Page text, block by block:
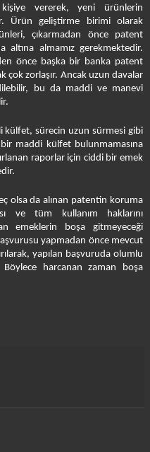
vererek, yeni ürünlerin
Ürün geliştirme birimi olarak
çıkarmadan önce patent
altına almamız gerekmektedir.
önce başka bir banka patent
zorlaşır. Ancak uzun davalar
bu da maddi ve manevi
külfet, sürecin uzun sürmesi gibi
maddi külfet bulunmamasına
raporlar için ciddi bir emek
olsa da alınan patentin koruma
ve tüm kullanım haklarını
emeklerin boşa gitmeyeceği
yapmadan önce mevcut
yapılan başvuruda olumlu
harcanan zaman boşa